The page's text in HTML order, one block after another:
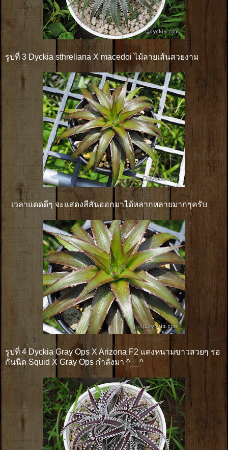
รูปที่ 3 Dyckia sthreliana X macedoi ไม้ลายเส้นสวยงาม
เวลาแดดดีๆ จะแสดงสีสันออกมาได้หลากหลายมากๆครับ
รูปที่ 4 Dyckia Gray Ops X Arizona F2 แดงหนามขาวสวยๆ รอ
กันนิด Squid X Gray Ops กำลังมา ^__^